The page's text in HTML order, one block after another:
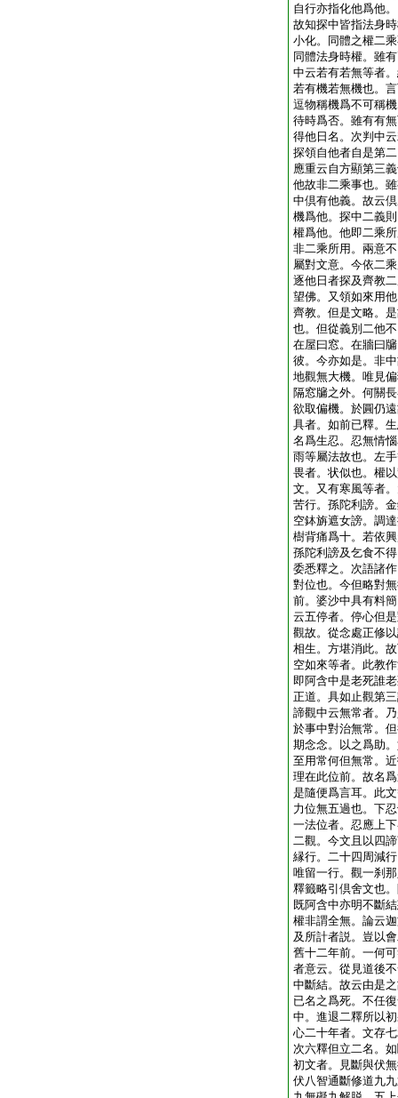
自行亦指化他爲他
故知探中皆指法身
小化。同體之權二
同體法身時權。雖
中云若有若無等者
若有機若無機也。
逗物稱機爲不可稱
待時爲否。雖有有
得他日名。次判中
探領自他者自是第
應重云自方顯第三
他故非二乘事也。
中倶有他義。故云
機爲他。探中二義
權爲他。他即二乘
非二乘所用。兩意
屬對文意。今依二
逐他日者探及齊教
望佛。又領如來用
齊教。但是文略。
也。但從義別二他
在屋曰窓。在牆曰
彼。今亦如是。非
地觀無大機。唯見
隔窓牖之外。何關
欲取偏機。於圓仍
具者。如前已釋。
名爲生忍。忍無情
雨等屬法故也。左
畏者。状似也。權
文。又有寒風等者
苦行。孫陀利謗。
空鉢旃遮女謗。調
樹背痛爲十。若依
孫陀利謗及乞食不
委悉釋之。次語諸
對位也。今但略對
前。婆沙中具有料
云五停者。停心但
觀故。從念處正修
相生。方堪消此。
空如來等者。此教
即阿含中是老死誰
正道。具如止觀第
諦觀中云無常者。
於事中對治無常。
期念念。以之爲助
至用常何但無常。
理在此位前。故名
是隨便爲言耳。此
力位無五過也。下
一法位者。忍應上
二觀。今文且以四
縁行。二十四周減
唯留一行。觀一刹
釋籤略引倶舍文也
既阿含中亦明不斷
權非謂全無。論云
及所計者説。豈以
舊十二年前。一何
者意云。從見道後
中斷結。故云由是
已名之爲死。不任
中。進退二釋所以
心二十年者。文存
次六釋但立二名。
初文者。見斷與伏
伏八智通斷修道九